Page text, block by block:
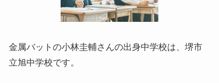
金属バットの小林圭輔さんの出身中学校は、堺市
立旭中学校です。